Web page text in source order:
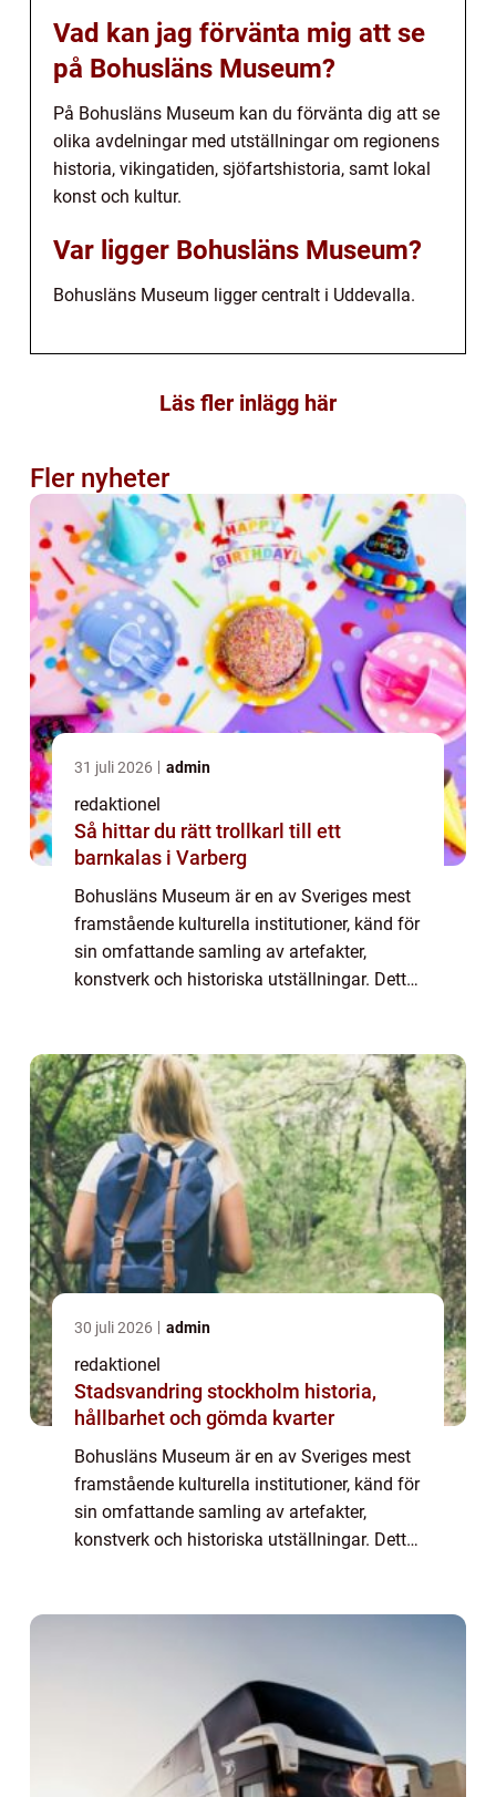
Vad kan jag förvänta mig att se
på Bohusläns Museum?
På Bohusläns Museum kan du förvänta dig att se
olika avdelningar med utställningar om regionens
historia, vikingatiden, sjöfartshistoria, samt lokal
konst och kultur.
Var ligger Bohusläns Museum?
Bohusläns Museum ligger centralt i Uddevalla.
Läs fler inlägg här
Fler nyheter
31 juli 2026 admin
redaktionel
Så hittar du rätt trollkarl till ett
barnkalas i Varberg
Bohusläns Museum är en av Sveriges mest
framstående kulturella institutioner, känd för
sin omfattande samling av artefakter,
konstverk och historiska utställningar. Detta
30 juli 2026 admin
redaktionel
Stadsvandring stockholm historia,
hållbarhet och gömda kvarter
Bohusläns Museum är en av Sveriges mest
framstående kulturella institutioner, känd för
sin omfattande samling av artefakter,
konstverk och historiska utställningar. Detta